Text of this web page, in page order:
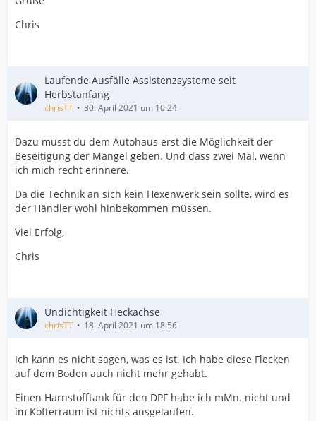
Chris
Laufende Ausfälle Assistenzsysteme seit
Herbstanfang
chrisTT 30. April 2021 um 10:24
Dazu musst du dem Autohaus erst die Möglichkeit der
Beseitigung der Mängel geben. Und dass zwei Mal, wenn
ich mich recht erinnere.
Da die Technik an sich kein Hexenwerk sein sollte, wird es
der Händler wohl hinbekommen müssen.
Viel Erfolg,
Chris
Undichtigkeit Heckachse
chrisTT 18. April 2021 um 18:56
Ich kann es nicht sagen, was es ist. Ich habe diese Flecken
auf dem Boden auch nicht mehr gehabt.
Einen Harnstofftank für den DPF habe ich mMn. nicht und
im Kofferraum ist nichts ausgelaufen.